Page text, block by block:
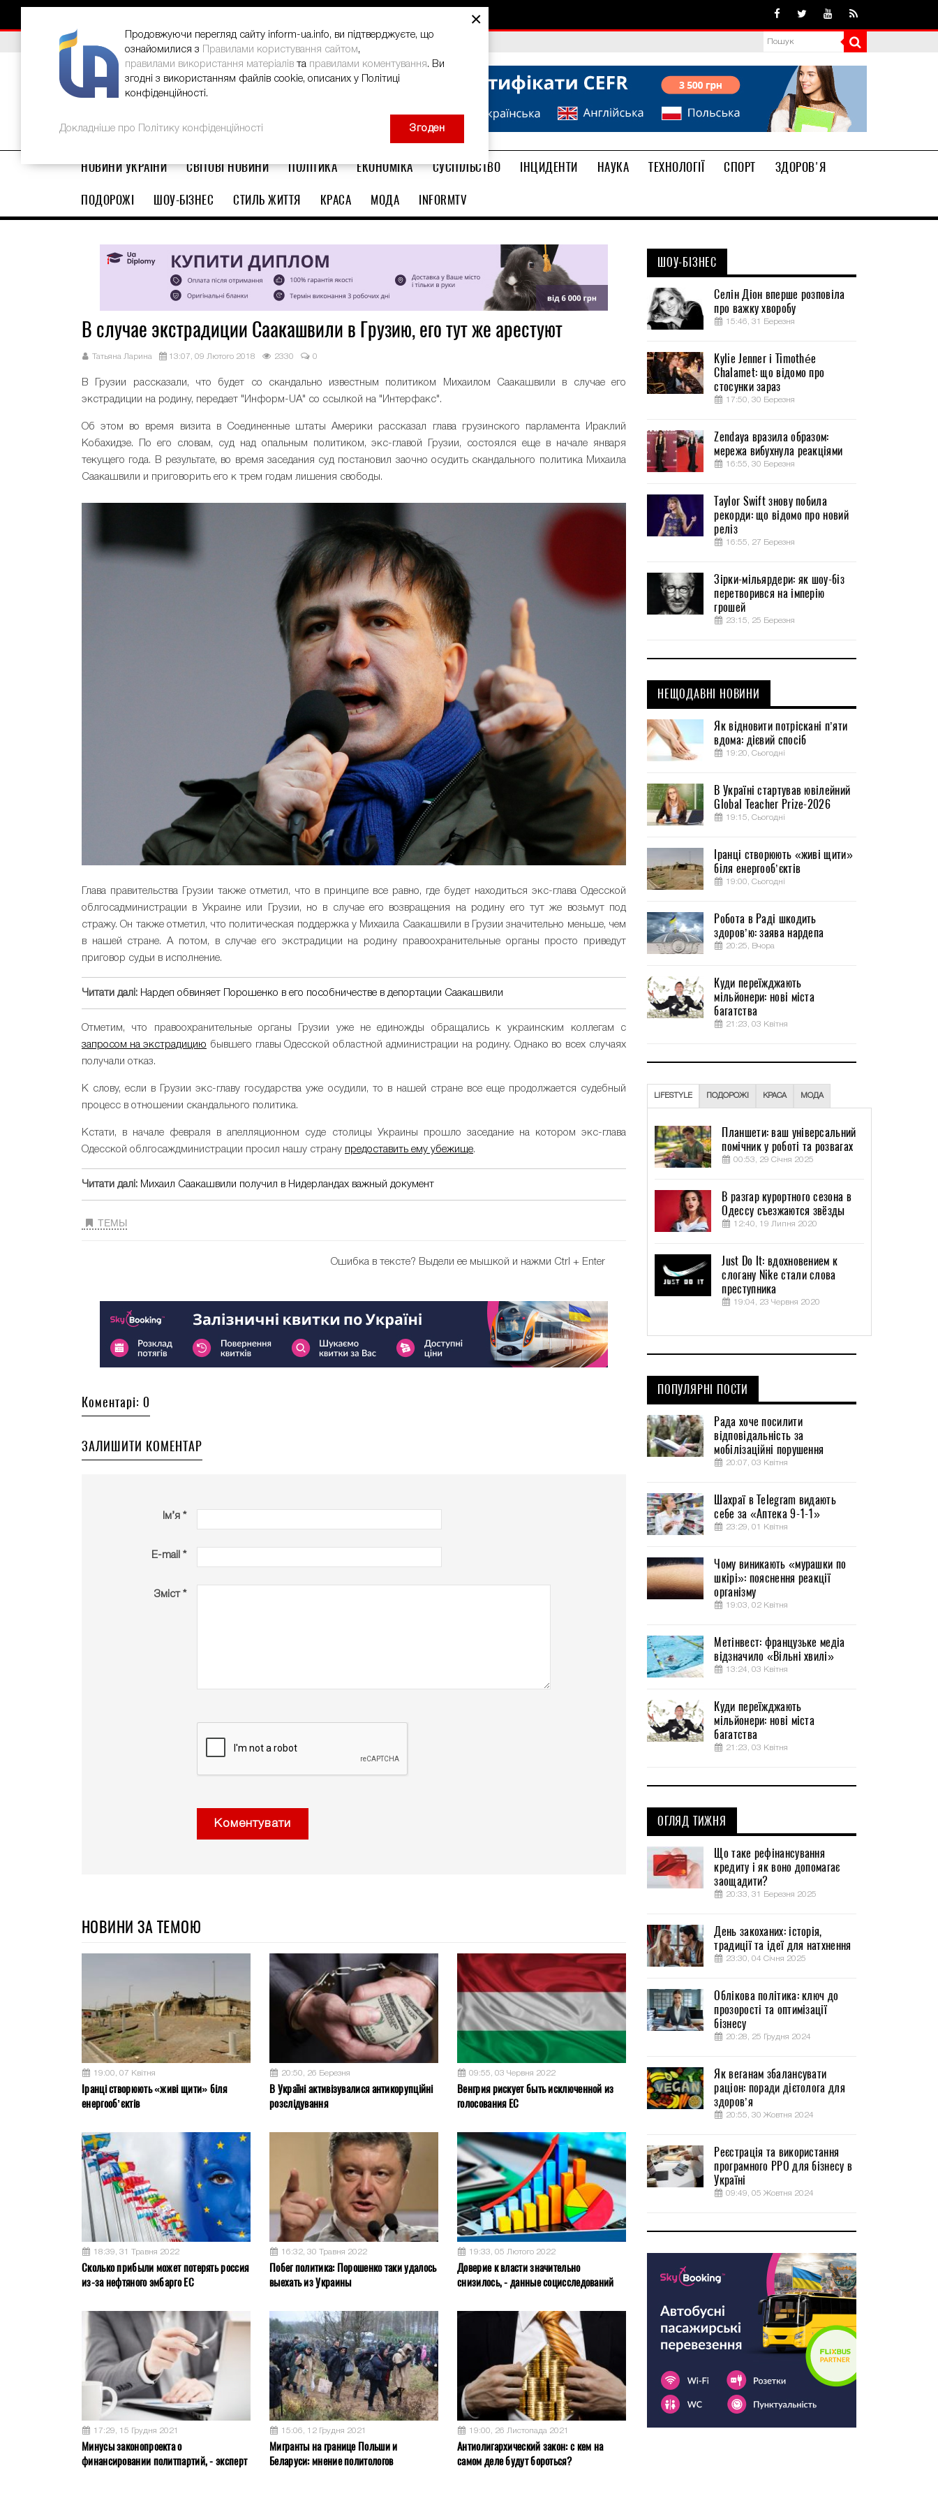
ВИБІР РЕДАКЦІЇ В Україні стартував ювілейний Global Teacher Prize-2026
НОВИНИ УКРАЇНИ СВІТОВІ НОВИНИ ПОЛІТИКА ЕКОНОМІКА СУСПІЛЬСТВО ІНЦИДЕНТИ НАУКА ТЕХНОЛОГІЇ СПОРТ
ЗДОРОВ'Я
ПОДОРОЖІ
ШОУ-БІЗНЕС СТИЛЬ ЖИТТЯ КРАСА МОДА INFORMTV
В случае экстрадиции Саакашвили в Грузию, его тут же арестуют
Татьяна Ларина 13:07, 09 Лютого 2018 2330 0
В Грузии рассказали, что будет со скандально известным политиком Михаилом Саакашвили в случае его
экстрадиции на родину, передает "Информ-UA" со ссылкой на "Интерфакс".
Об этом во время визита в Соединенные штаты Америки рассказал глава грузинского парламента Ираклий
Кобахидзе. По его словам, суд над опальным политиком, экс-главой Грузии, состоялся еще в начале января
текущего года. В результате, во время заседания суд постановил заочно осудить скандального политика Михаила
Саакашвили и приговорить его к трем годам лишения свободы.
Глава правительства Грузии также отметил, что в принципе все равно, где будет находиться экс-глава Одесской
облгосадминистрации в Украине или Грузии, но в случае его возвращения на родину его тут же возьмут под
стражу. Он также отметил, что политическая поддержка у Михаила Саакашвили в Грузии значительно меньше, чем
в нашей стране. А потом, в случае его экстрадиции на родину правоохранительные органы просто приведут
приговор судьи в исполнение.
Читати далі: Нардеп обвиняет Порошенко в его пособничестве в депортации Саакашвили
Отметим, что правоохранительные органы Грузии уже не единожды обращались к украинским коллегам с
запросом на экстрадицию бывшего главы Одесской областной администрации на родину. Однако во всех случаях
получали отказ.
К слову, если в Грузии экс-главу государства уже осудили, то в нашей стране все еще продолжается судебный
процесс в отношении скандального политика.
Кстати, в начале февраля в апелляционном суде столицы Украины прошло заседание на котором экс-глава
Одесской облгосаждминистрации просил нашу страну предоставить ему убежище.
Читати далі: Михаил Саакашвили получил в Нидерландах важный документ
ТЕМЫ
Ошибка в тексте? Выдели ее мышкой и нажми Ctrl + Enter
Коментарі: 0
ЗАЛИШИТИ КОМЕНТАР
Ім’я *
E-mail *
Зміст *
Коментувати
НОВИНИ ЗА ТЕМОЮ
19:00, 07 Квітня
Іранці створюють «живі щити» біля
енергооб’єктів
20:50, 26 Березня
В Україні активізувалися антикорупційні
розслідування
09:55, 03 Червня 2022
Венгрия рискует быть исключенной из
голосования ЕС
18:39, 31 Травня 2022
Сколько прибыли может потерять россия
из-за нефтяного эмбарго ЕС
16:32, 30 Травня 2022
Побег политика: Порошенко таки удалось
выехать из Украины
19:33, 05 Лютого 2022
Доверие к власти значительно
снизилось, - данные социсследований
17:29, 15 Грудня 2021
Минусы законопроекта о
финансировании политпартий, - эксперт
15:06, 12 Грудня 2021
Мигранты на границе Польши и
Беларуси: мнение политологов
19:00, 26 Листопада 2021
Антиолигархический закон: с кем на
самом деле будут бороться?
ШОУ-БІЗНЕС
Селін Діон вперше розповіла
про важку хворобу
15:46, 31 Березня
Kylie Jenner і Timothée
Chalamet: що відомо про
стосунки зараз
17:50, 30 Березня
Zendaya вразила образом:
мережа вибухнула реакціями
16:55, 30 Березня
Taylor Swift знову побила
рекорди: що відомо про новий
реліз
16:55, 27 Березня
Зірки-мільярдери: як шоу-біз
перетворився на імперію
грошей
23:15, 25 Березня
НЕЩОДАВНІ НОВИНИ
Як відновити потріскані п’яти
вдома: дієвий спосіб
19:20, Сьогодні
В Україні стартував ювілейний
Global Teacher Prize-2026
19:15, Сьогодні
Іранці створюють «живі щити»
біля енергооб’єктів
19:00, Сьогодні
Робота в Раді шкодить
здоров’ю: заява нардепа
20:25, Вчора
Куди переїжджають
мільйонери: нові міста
багатства
21:23, 03 Квітня
LIFESTYLE ПОДОРОЖІ КРАСА МОДА
Планшети: ваш універсальний
помічник у роботі та розвагах
00:53, 29 Січня 2025
В разгар курортного сезона в
Одессу съезжаются звёзды
12:40, 19 Липня 2020
Just Do It: вдохновением к
слогану Nike стали слова
преступника
19:04, 23 Червня 2020
ПОПУЛЯРНІ ПОСТИ
Рада хоче посилити
відповідальність за
мобілізаційні порушення
20:07, 03 Квітня
Шахраї в Telegram видають
себе за «Аптека 9-1-1»
23:29, 01 Квітня
Чому виникають «мурашки по
шкірі»: пояснення реакції
організму
19:03, 02 Квітня
Метінвест: французьке медіа
відзначило «Вільні хвилі»
13:24, 03 Квітня
Куди переїжджають
мільйонери: нові міста
багатства
21:23, 03 Квітня
ОГЛЯД ТИЖНЯ
Що таке рефінансування
кредиту і як воно допомагає
заощадити?
20:33, 31 Березня 2025
День закоханих: історія,
традиції та ідеї для натхнення
23:30, 04 Січня 2025
Облікова політика: ключ до
прозорості та оптимізації
бізнесу
20:28, 25 Грудня 2024
Як веганам збалансувати
раціон: поради дієтолога для
здоров’я
20:55, 30 Жовтня 2024
Реєстрація та використання
програмного РРО для бізнесу в
Україні
09:49, 05 Жовтня 2024
×
Продовжуючи перегляд сайту inform-ua.info, ви підтверджуєте, що
ознайомилися з
Правилами користування сайтом,
правилами використання матеріалів та правилами коментування. Ви
згодні з використанням файлів cookie, описаних у Політиці
конфіденційності.
Докладніше про Політику конфіденційності Згоден